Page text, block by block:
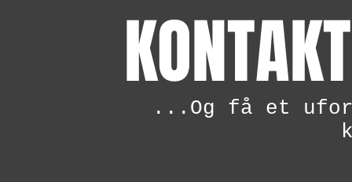
...Og få et